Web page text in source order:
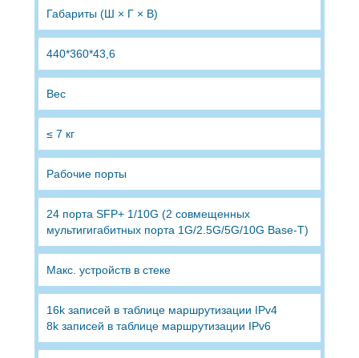
Габариты (Ш × Г × В)
440*360*43,6
Вес
≤ 7 кг
Рабочие порты
24 порта SFP+ 1/10G (2 совмещенных
мультигигабитных порта 1G/2.5G/5G/10G Base-T)
Макс. устройств в стеке
16k записей в таблице маршрутизации IPv4
8k записей в таблице маршрутизации IPv6